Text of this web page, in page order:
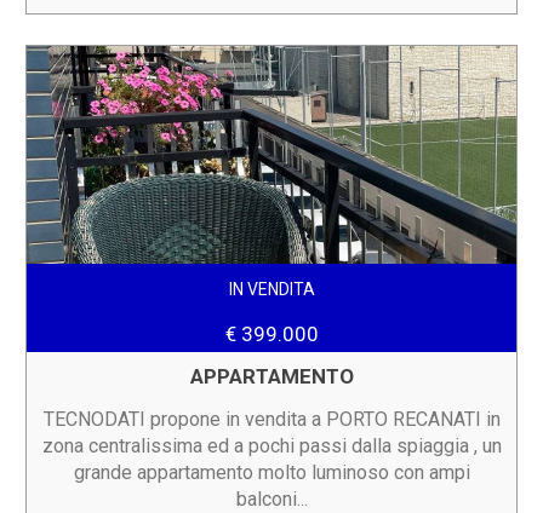
IN VENDITA
€ 399.000
APPARTAMENTO
TECNODATI propone in vendita a PORTO RECANATI in
zona centralissima ed a pochi passi dalla spiaggia , un
grande appartamento molto luminoso con ampi
balconi...